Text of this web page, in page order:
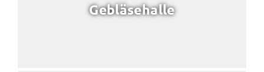
Gebläsehalle